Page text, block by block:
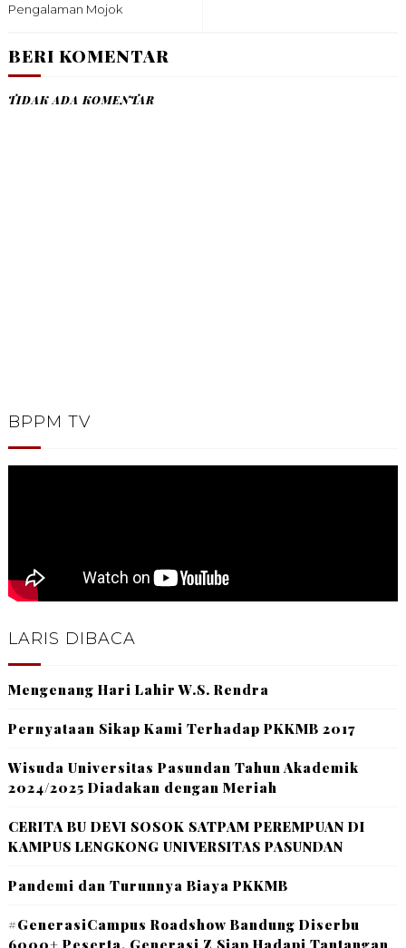
Pengalaman Mojok
BERI KOMENTAR
TIDAK ADA KOMENTAR
BPPM TV
LARIS DIBACA
Mengenang Hari Lahir W.S. Rendra
Pernyataan Sikap Kami Terhadap PKKMB 2017
Wisuda Universitas Pasundan Tahun Akademik
2024/2025 Diadakan dengan Meriah
CERITA BU DEVI SOSOK SATPAM PEREMPUAN DI
KAMPUS LENGKONG UNIVERSITAS PASUNDAN
Pandemi dan Turunnya Biaya PKKMB
#GenerasiCampus Roadshow Bandung Diserbu
6000+ Peserta, Generasi Z Siap Hadapi Tantangan